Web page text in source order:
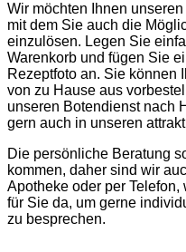
Wir möchten Ihnen
mit dem Sie auch die
einzulösen. Legen Sie
Warenkorb und fügen Sie
Rezeptfoto an. Sie können
von zu Hause aus
unseren Botendienst nach
gern auch in unseren
Die persönliche Beratung
kommen, daher sind wir
Apotheke oder per
für Sie da, um gerne
zu besprechen.